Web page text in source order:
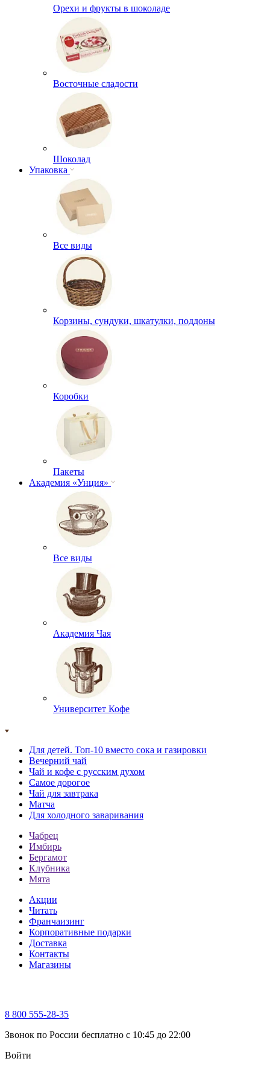
Орехи и фрукты в шоколаде
Восточные сладости
Шоколад
Упаковка
Все виды
Корзины, сундуки, шкатулки, поддоны
Коробки
Пакеты
Академия «Унция»
Все виды
Академия Чая
Университет Кофе
Для детей. Топ-10 вместо сока и газировки
Вечерний чай
Чай и кофе с русским духом
Самое дорогое
Чай для завтрака
Матча
Для холодного заваривания
Чабрец
Имбирь
Бергамот
Клубника
Мята
Акции
Читать
Франчаизинг
Корпоративные подарки
Доставка
Контакты
Магазины
8 800 555-28-35
Звонок по России бесплатно c 10:45 до 22:00
Войти